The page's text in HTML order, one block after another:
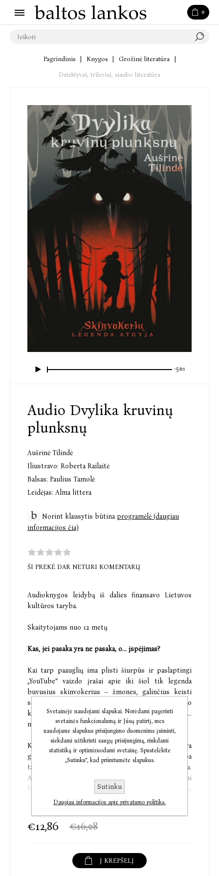
0
Pagrindinis Knygos Grožinė literatūra
Detektyvai, trileriai, siaubo literatūra
-5:01
Audio Dvylika kruvinų
plunksnų
Aušrinė Tilindė
Iliustravo: Roberta Railaitė
Balsas: Paulius Tamolė
Leidėjas: Alma littera
Norint klausytis būtinaprogramėlė (daugiau
informacijos čia)
ŠI PREKĖ DAR NETURI KOMENTARŲ
Audioknygos leidybą iš dalies finansavo Lietuvos
kultūros taryba.
Skaitytojams nuo 12 metų
Kas, jei pasaka yra ne pasaka, o... įspėjimas?
Kai tarp paauglių ima plisti šiurpūs ir paslaptingi
„YouTube“ vaizdo įrašai apie iki šiol tik legenda
buvusius skinvokerius – žmones, galinčius keisti
savo pavidalą, – dvylika Augustės plaukimo
komandos draugų dingsta tarsi į vandenį ir staiga ji...
nebegali ištarti nė žodžio!
Kažkas šiurpaus, slypinčio ekrano šešėliuose, yra
gerokai arčiau Augustės, nei ji gali įsivaizduoti, o riba
tarp realaus ir virtualaus pasaulio vis labiau išsitrina.
Ar Augustė galės įminti draugų dingimo mįslę, kai
kiekvienas spustelėjimas virtualiame pasaulyje ją
pačią priartina prie galbūt net mirtino pavojaus?
Nauja „Šiurpnakčio istorijų“ autorės Aušrinės
Tilindės knyga žada ne tik įsimintiną, bet ir labai
pasakos „Dvylika brolių, juodvarniais lakstančių“
posūkį, kur niekas nėra taip, kaip atrodo iš pirmo
€12,86 €16,08
Į KREPŠELĮ
Svetainėje naudojami slapukai. Norėdami pagerinti
svetainės funkcionalumą ir Jūsų patirtį, mes
naudojame slapukus prisijungimo duomenims įsiminti,
siekdami užtikrinti saugų prisijungimą, rinkdami
statistiką ir optimizuodami svetainę. Spustelėkite
„Sutinku“, kad priimtumėte slapukus.
Sutinku
Daugiau informacijos apie privatumo politiką.